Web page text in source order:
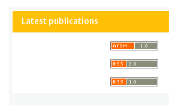
Latest publications